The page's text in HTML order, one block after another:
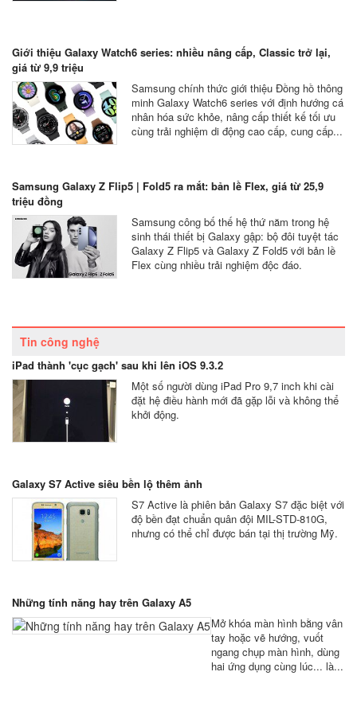
Giới thiệu Galaxy Watch6 series: nhiều nâng cấp, Classic trở lại,
giá từ 9,9 triệu
Samsung chính thức giới thiệu Đồng hồ thông
minh Galaxy Watch6 series với định hướng cá
nhân hóa sức khỏe, nâng cấp thiết kế tối ưu
cùng trải nghiệm di động cao cấp, cung cấp...
Samsung Galaxy Z Flip5 | Fold5 ra mắt: bản lề Flex, giá từ 25,9
triệu đồng
Samsung công bố thế hệ thứ năm trong hệ
sinh thái thiết bị Galaxy gập: bộ đôi tuyệt tác
Galaxy Z Flip5 và Galaxy Z Fold5 với bản lề
Flex cùng nhiều trải nghiệm độc đáo.
Tin công nghệ
iPad thành 'cục gạch' sau khi lên iOS 9.3.2
Một số người dùng iPad Pro 9,7 inch khi cài
đặt hệ điều hành mới đã gặp lỗi và không thể
khởi động.
Galaxy S7 Active siêu bền lộ thêm ảnh
S7 Active là phiên bản Galaxy S7 đặc biệt với
độ bền đạt chuẩn quân đội MIL-STD-810G,
nhưng có thể chỉ được bán tại thị trường Mỹ.
Những tính năng hay trên Galaxy A5
Mở khóa màn hình bằng vân
tay hoặc vẽ hướng, vuốt
ngang chụp màn hình, dùng
hai ứng dụng cùng lúc... là...